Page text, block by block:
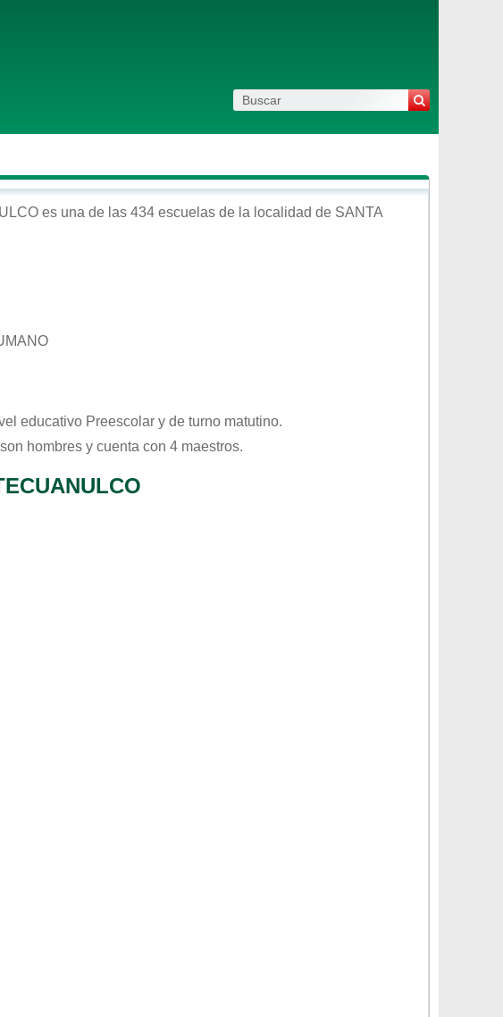
es una de las 434 escuelas de la localidad de SANTA
educativo Preescolar y de turno matutino.
hombres y cuenta con 4 maestros.